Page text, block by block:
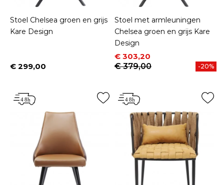
Stoel Chelsea groen en grijs
Kare Design
Prijs
€ 299,00
Stoel met armleuningen
Chelsea groen en grijs Kare
Design
Prijs
€ 303,20
Normale prijs
€ 379,00
-20%